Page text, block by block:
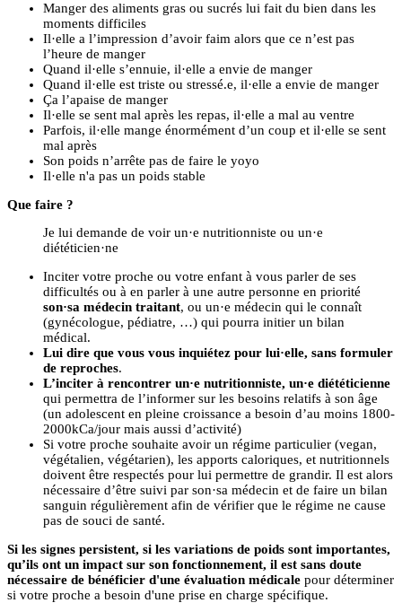
Manger des aliments gras ou sucrés lui fait du bien dans les
moments difficiles
Il·elle a l’impression d’avoir faim alors que ce n’est pas
l’heure de manger
Quand il·elle s’ennuie, il·elle a envie de manger
Quand il·elle est triste ou stressé.e, il·elle a envie de manger
Ça l’apaise de manger
Il·elle se sent mal après les repas, il·elle a mal au ventre
Parfois, il·elle mange énormément d’un coup et il·elle se sent
mal après
Son poids n’arrête pas de faire le yoyo
Il·elle n'a pas un poids stable
Que faire ?
Je lui demande de voir un·e nutritionniste ou un·e
diététicien·ne
Inciter votre proche ou votre enfant à vous parler de ses
difficultés ou à en parler à une autre personne en priorité
son·sa médecin traitant, ou un·e médecin qui le connaît
(gynécologue, pédiatre, …) qui pourra initier un bilan
médical.
Lui dire que vous vous inquiétez pour lui·elle, sans formuler
de reproches.
L’inciter à rencontrer un·e nutritionniste, un·e diététicienne
qui permettra de l’informer sur les besoins relatifs à son âge
(un adolescent en pleine croissance a besoin d’au moins 1800-
2000kCa/jour mais aussi d’activité)
Si votre proche souhaite avoir un régime particulier (vegan,
végétalien, végétarien), les apports caloriques, et nutritionnels
doivent être respectés pour lui permettre de grandir. Il est alors
nécessaire d’être suivi par son·sa médecin et de faire un bilan
sanguin régulièrement afin de vérifier que le régime ne cause
pas de souci de santé.
Si les signes persistent, si les variations de poids sont importantes,
qu’ils ont un impact sur son fonctionnement, il est sans doute
nécessaire de bénéficier d'une évaluation médicale pour déterminer
si votre proche a besoin d'une prise en charge spécifique.